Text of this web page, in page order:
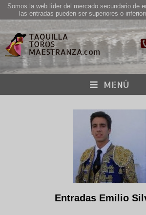
Somos la web lìder del mercado secundario de
las entradas pueden ser superiores o
MENÚ
Entradas Emilio